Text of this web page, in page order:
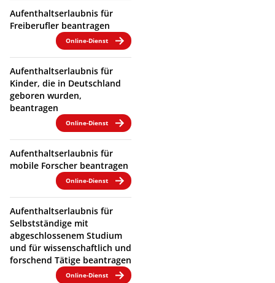
Aufenthaltserlaubnis für
Freiberufler beantragen
Online-Dienst
Aufenthaltserlaubnis für
Kinder, die in Deutschland
geboren wurden,
beantragen
Online-Dienst
Aufenthaltserlaubnis für
mobile Forscher beantragen
Online-Dienst
Aufenthaltserlaubnis für
Selbstständige mit
abgeschlossenem Studium
und für wissenschaftlich und
forschend Tätige beantragen
Online-Dienst